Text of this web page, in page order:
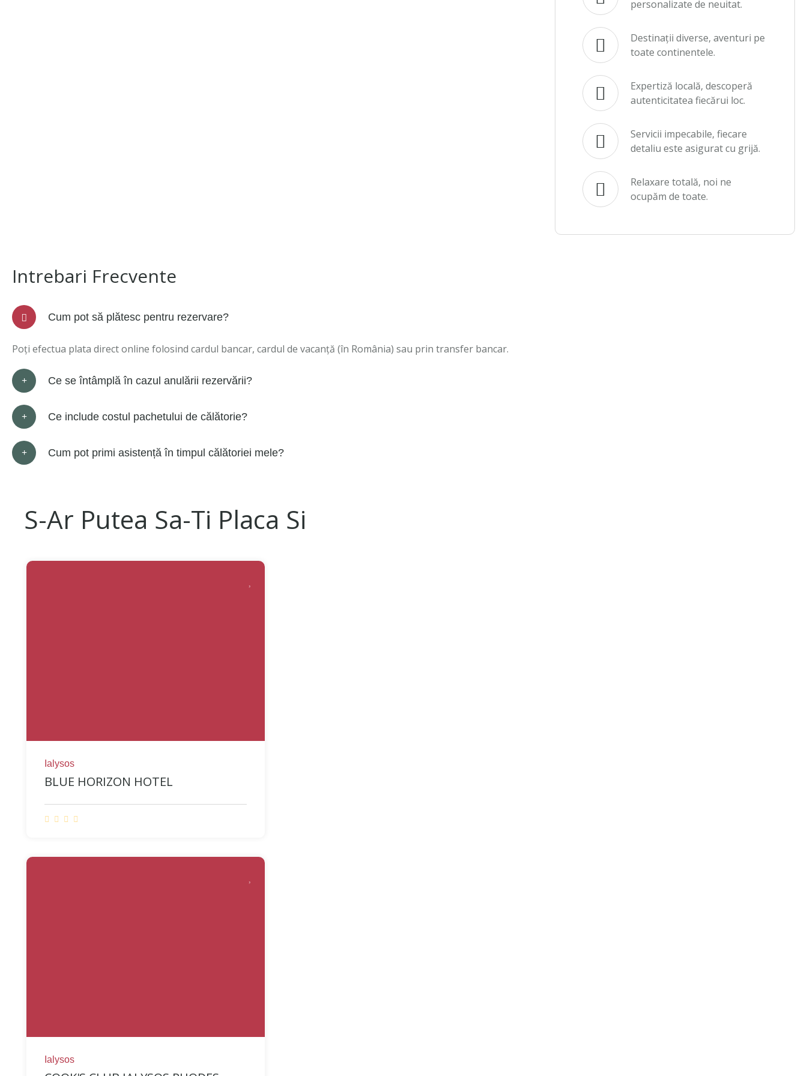
personalizate de neuitat.
Destinații diverse, aventuri pe
toate continentele.
Expertiză locală, descoperă
autenticitatea fiecărui loc.
Servicii impecabile, fiecare
detaliu este asigurat cu grijă.
Relaxare totală, noi ne
ocupăm de toate.
Intrebari Frecvente
Cum pot să plătesc pentru rezervare?
Poți efectua plata direct online folosind cardul bancar, cardul de vacanță (în România) sau prin transfer bancar.
Ce se întâmplă în cazul anulării rezervării?
Ce include costul pachetului de călătorie?
Cum pot primi asistență în timpul călătoriei mele?
S-Ar Putea Sa-Ti Placa Si
Ialysos
BLUE HORIZON HOTEL
Ialysos